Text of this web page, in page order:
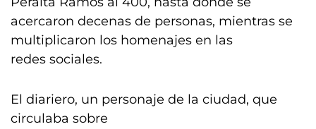
acercaron decenas de personas, mientras se
multiplicaron los homenajes en las
redes sociales.
El diariero, un personaje de la ciudad, que
circulaba sobre